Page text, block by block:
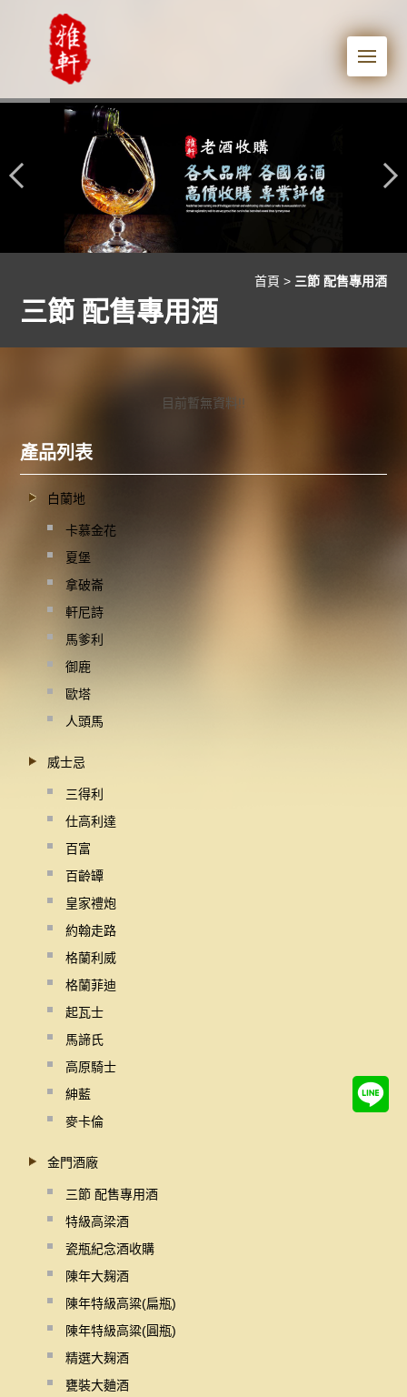
首頁 > 三節 配售專用酒
三節 配售專用酒
目前暫無資料!!
產品列表
白蘭地
卡慕金花
夏堡
拿破崙
軒尼詩
馬爹利
御鹿
歐塔
人頭馬
威士忌
三得利
仕高利達
百富
百齡罈
皇家禮炮
約翰走路
格蘭利威
格蘭菲迪
起瓦士
馬諦氏
高原騎士
紳藍
麥卡倫
金門酒廠
三節 配售專用酒
特級高梁酒
瓷瓶紀念酒收購
陳年大麹酒
陳年特級高粱(扁瓶)
陳年特級高粱(圓瓶)
精選大麹酒
甕裝大麯酒